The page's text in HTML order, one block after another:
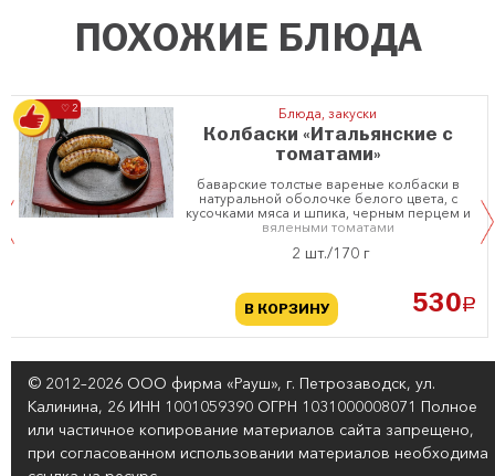
ПОХОЖИЕ БЛЮДА
♡ 2
Блюда, закуски
Колбаски «Итальянские с
томатами»
баварские толстые вареные колбаски в
натуральной оболочке белого цвета, с
кусочками мяса и шпика, черным перцем и
вялеными томатами
2 шт./170 г
В КОРЗИНУ 530a
© 2012–2026 ООО фирма «Рауш», г. Петрозаводск, ул.
Калинина, 26 ИНН 1001059390 ОГРН 1031000008071 Полное
или частичное копирование материалов сайта запрещено,
при согласованном использовании материалов необходима